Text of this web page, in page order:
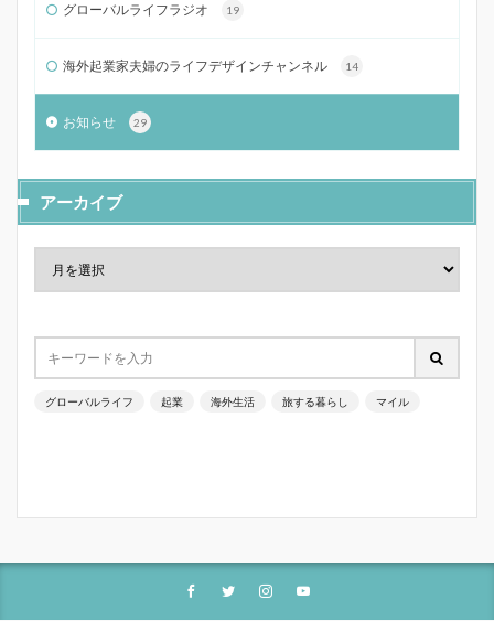
グローバルライフラジオ 19
海外起業家夫婦のライフデザインチャンネル 14
お知らせ 29
アーカイブ
グローバルライフ 起業 海外生活 旅する暮らし マイル